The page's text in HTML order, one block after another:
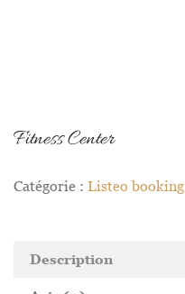
Fitness Center
Catégorie : Listeo booking
Description